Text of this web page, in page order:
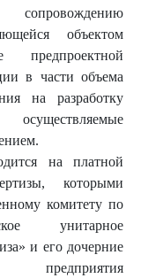
сопровождению
объектом
предпроектной
в части объема
на разработку
на платной
которыми
комитету по
унитарное
и его дочерние
предприятия